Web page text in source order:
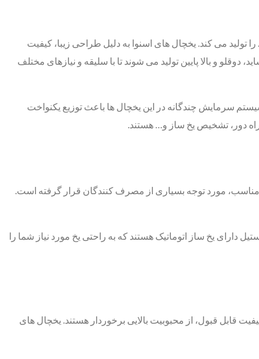
می ‌کند. یخچال‌ های اسنوا به دلیل طراحی زیبا، کیفیت
و بالا پایین تولید می ‌شوند تا با سلیقه و نیازهای مختلف
سرمایش چندگانه در این یخچال ها باعث توزیع یکنواخت
دور، تشخیص یخ‌ ساز و… هستند.
مناسب، مورد توجه بسیاری از مصرف‌ کنندگان قرار گرفته است.
یخ‌ ساز اتوماتیک هستند که به راحتی یخ مورد نیاز شما را
قابل قبول، از محبوبیت بالایی برخوردار هستند. یخچال ‌های